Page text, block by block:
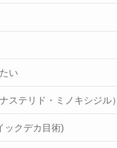
い
ステリド・ミノキシジル）
ックデカ目術)